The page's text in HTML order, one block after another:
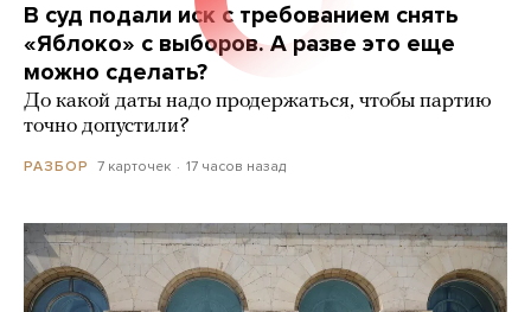
В суд подали иск с требованием снять
«Яблоко» с выборов. А разве это еще
можно сделать?
До какой даты надо продержаться, чтобы партию
точно допустили?
РАЗБОР 7 карточек 17 часов назад